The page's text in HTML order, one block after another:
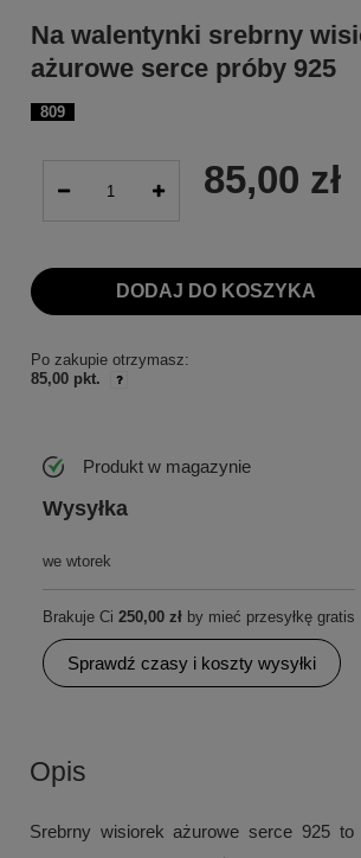
809
Na walentynki srebrny
ażurowe serce próby 925
85,00 zł
DODAJ DO KOSZYKA
Po zakupie otrzymasz:
85,00 pkt.
Produkt w magazynie
Wysyłka
we wtorek
Brakuje Ci 250,00 zł by mieć przesyłkę gratis
Sprawdź czasy i koszty wysyłki
Opis
Srebrny wisiorek ażurowe serce 925 to